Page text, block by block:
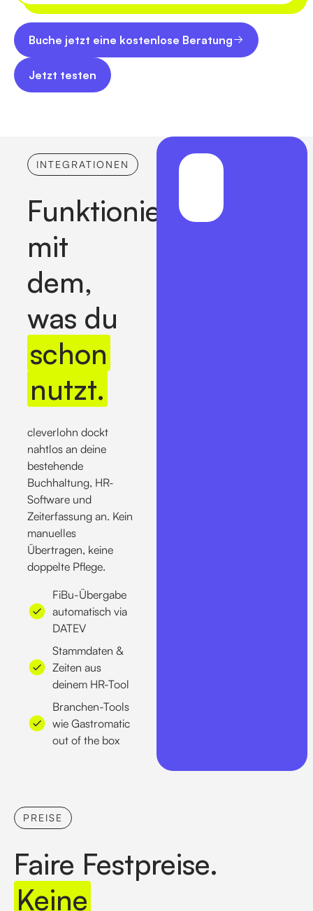
Buche jetzt eine kostenlose Beratung
Buche jetzt eine kostenlose Beratung
Jetzt testen
Jetzt testen
INTEGRATIONEN
Funktioniert
mit
dem,
was du
schon
nutzt.
cleverlohn dockt
nahtlos an deine
bestehende
Buchhaltung, HR-
Software und
Zeiterfassung an. Kein
manuelles
Übertragen, keine
doppelte Pflege.
FiBu-Übergabe
automatisch via
DATEV
Stammdaten &
Zeiten aus
deinem HR-Tool
Branchen-Tools
wie Gastromatic
out of the box
PREISE
Faire Festpreise.
Keine